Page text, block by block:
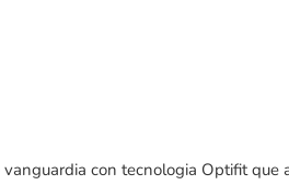
con tecnologia Optifit que